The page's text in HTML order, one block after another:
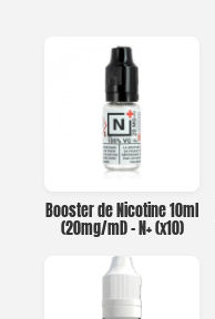
Booster de Nicotine 10ml
(20mg/ml) – N+ (x10)